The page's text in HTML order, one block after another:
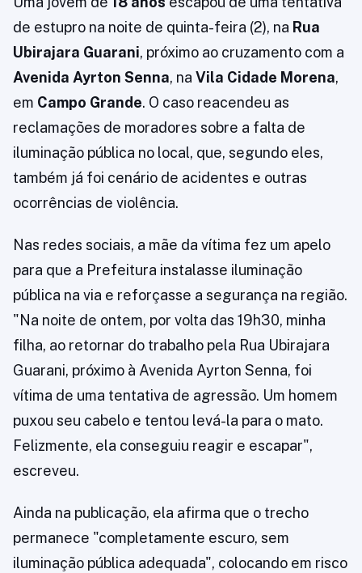
de estupro na noite de quinta-feira (2), na Rua
Ubirajara Guarani, próximo ao cruzamento com a
Avenida Ayrton Senna, na Vila Cidade Morena,
em Campo Grande. O caso reacendeu as
reclamações de moradores sobre a falta de
iluminação pública no local, que, segundo eles,
também já foi cenário de acidentes e outras
ocorrências de violência.
Nas redes sociais, a mãe da vítima fez um apelo
para que a Prefeitura instalasse iluminação
pública na via e reforçasse a segurança na região.
"Na noite de ontem, por volta das 19h30, minha
filha, ao retornar do trabalho pela Rua Ubirajara
Guarani, próximo à Avenida Ayrton Senna, foi
vítima de uma tentativa de agressão. Um homem
puxou seu cabelo e tentou levá-la para o mato.
Felizmente, ela conseguiu reagir e escapar",
escreveu.
Ainda na publicação, ela afirma que o trecho
permanece "completamente escuro, sem
iluminação pública adequada", colocando em risco